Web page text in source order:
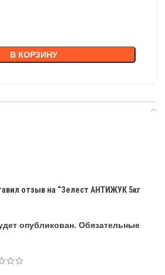
В КОРЗИНУ
отзыв на “Зелест АНТИЖУК 5кг
опубликован. Обязательные